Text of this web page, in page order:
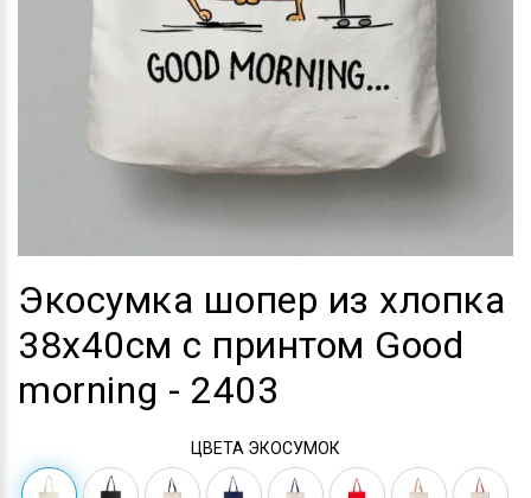
Экосумка шопер из хлопка
38х40см с принтом Good
morning - 2403
ЦВЕТА ЭКОСУМОК